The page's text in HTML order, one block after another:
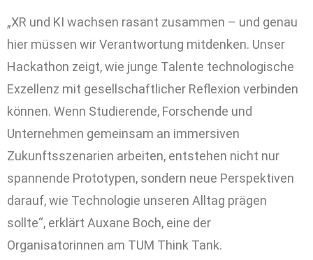
„XR und KI wachsen rasant zusammen – und genau
hier müssen wir Verantwortung mitdenken. Unser
Hackathon zeigt, wie junge Talente technologische
Exzellenz mit gesellschaftlicher Reflexion verbinden
können. Wenn Studierende, Forschende und
Unternehmen gemeinsam an immersiven
Zukunftsszenarien arbeiten, entstehen nicht nur
spannende Prototypen, sondern neue Perspektiven
darauf, wie Technologie unseren Alltag prägen
sollte“, erklärt Auxane Boch, eine der
Organisatorinnen am TUM Think Tank.